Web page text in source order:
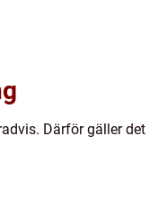
Därför gäller